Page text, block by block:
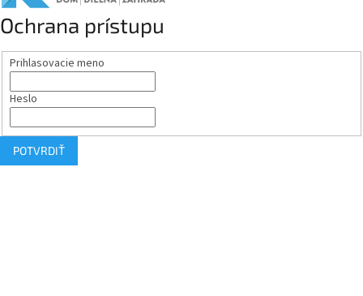
Ochrana prístupu
Prihlasovacie meno
Heslo
POTVRDIŤ